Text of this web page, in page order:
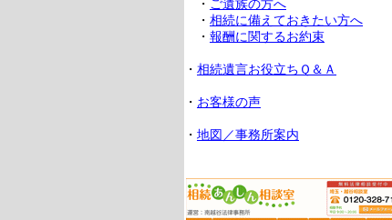
・ ご遺族の方へ
・ 相続に備えておきたい方へ
・ 報酬に関するお約束
・ 相続遺言お役立ちＱ＆Ａ
・ お客様の声
・ 地図／事務所案内